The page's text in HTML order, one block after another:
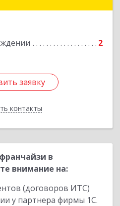
2
заявку
контакты
заявку
в
внимание на:
(договоров ИТС)
у партнера фирмы 1С.